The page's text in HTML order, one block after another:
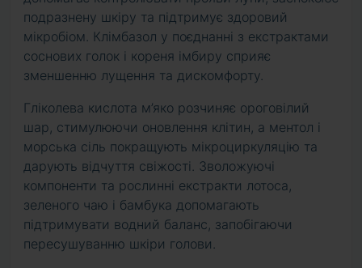
подразнену шкіру та підтримує здоровий
мікробіом. Клімбазол у поєднанні з екстрактами
соснових голок і кореня імбиру сприяє
зменшенню лущення та дискомфорту.
Гліколева кислота м’яко розчиняє ороговілий
шар, стимулюючи оновлення клітин, а ментол і
морська сіль покращують мікроциркуляцію та
дарують відчуття свіжості. Зволожуючі
компоненти та рослинні екстракти лотоса,
зеленого чаю і бамбука допомагають
підтримувати водний баланс, запобігаючи
пересушуванню шкіри голови.